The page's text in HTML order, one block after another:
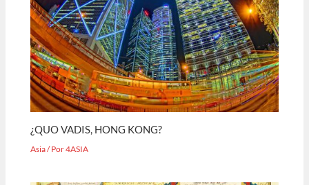
¿QUO VADIS, HONG KONG?
Asia/ Por4ASIA